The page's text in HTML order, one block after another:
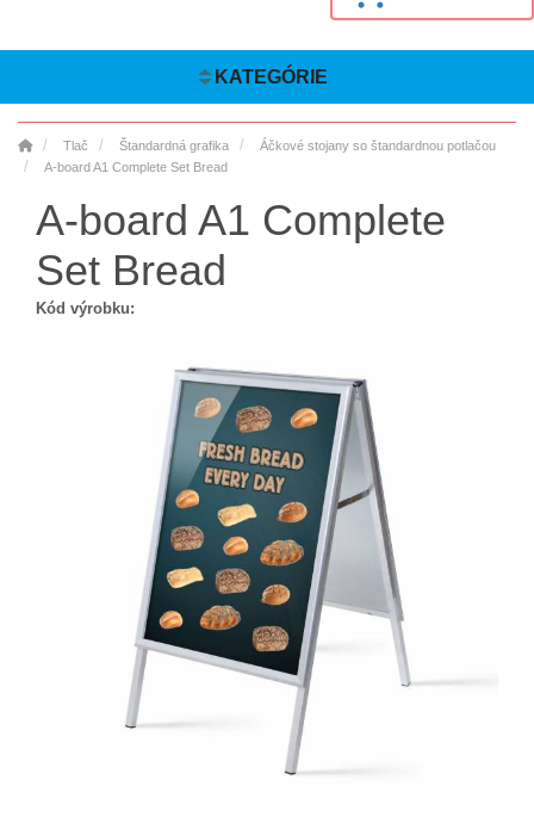
KATEGÓRIE
Tlač Štandardná grafika
Áčkové stojany so štandardnou potlačou
A-board A1 Complete Set Bread
A-board A1 Complete
Set Bread
Kód výrobku: